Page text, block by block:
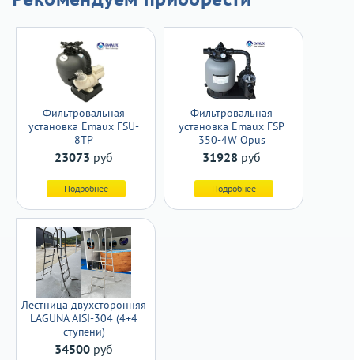
Фильтровальная
установка Emaux FSU-
8TP
23073 руб
Подробнее
Фильтровальная
установка Emaux FSP
350-4W Opus
31928 руб
Подробнее
Лестница двухсторонняя
LAGUNA AISI-304 (4+4
ступени)
34500 руб